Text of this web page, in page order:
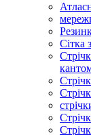
Сітка